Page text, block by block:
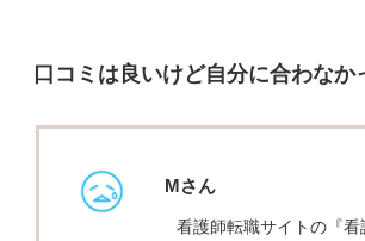
口コミは良いけど自分に合わなか
Mさん
看護師転職サイトの『看